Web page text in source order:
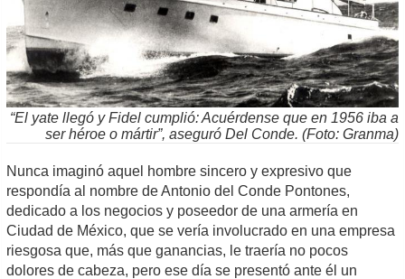
“El yate llegó y Fidel cumplió: Acuérdense que en 1956 iba a
ser héroe o mártir”, aseguró Del Conde. (Foto: Granma)
Nunca imaginó aquel hombre sincero y expresivo que
respondía al nombre de Antonio del Conde Pontones,
dedicado a los negocios y poseedor de una armería en
Ciudad de México, que se vería involucrado en una empresa
riesgosa que, más que ganancias, le traería no pocos
dolores de cabeza, pero ese día se presentó ante él un